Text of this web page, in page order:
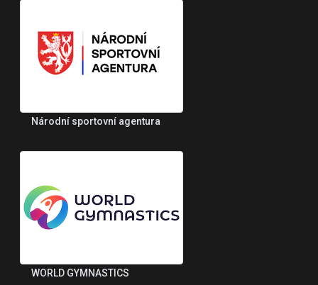
Národní sportovní agentura
WORLD GYMNASTICS